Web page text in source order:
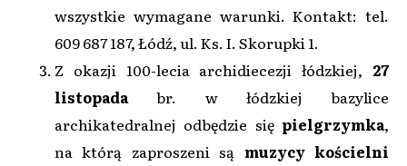
wszystkie wymagane warunki. Kontakt: tel.
609 687 187, Łódź, ul. Ks. I. Skorupki 1.
Z okazji 100-lecia archidiecezji łódzkiej, 27
listopadabr. w łódzkiej bazylice
archikatedralnej odbędzie się pielgrzymka,
na którą zaproszeni są muzycy kościelni